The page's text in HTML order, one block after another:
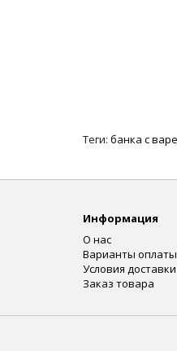
Теги: банка с
Информация
О нас
Варианты оплаты
Условия доставки
Заказ товара